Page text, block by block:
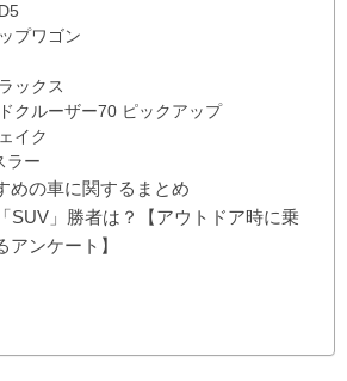
プワゴン
ックス
クルーザー70 ピックアップ
イク
ラー
めの車に関するまとめ
SUV」勝者は？【アウトドア時に乗
アンケート】